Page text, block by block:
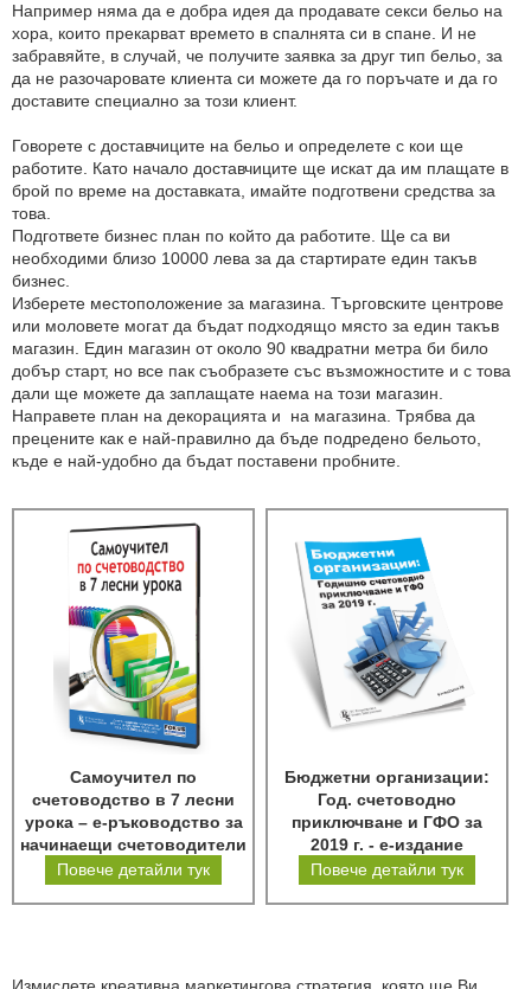
Например няма да е добра идея да продавате секси бельо на
хора, които прекарват времето в спалнята си в спане. И не
забравяйте, в случай, че получите заявка за друг тип бельо, за
да не разочаровате клиента си можете да го поръчате и да го
доставите специално за този клиент.
Говорете с доставчиците на бельо и определете с кои ще
работите. Като начало доставчиците ще искат да им плащате в
брой по време на доставката, имайте подготвени средства за
това.
Подгответе бизнес план по който да работите. Ще са ви
необходими близо 10000 лева за да стартирате един такъв
бизнес.
Изберете местоположение за магазина. Търговските центрове
или моловете могат да бъдат подходящо място за един такъв
магазин. Един магазин от около 90 квадратни метра би било
добър старт, но все пак съобразете със възможностите и с това
дали ще можете да заплащате наема на този магазин.
Направете план на декорацията и на магазина. Трябва да
прецените как е най-правилно да бъде подредено бельото,
къде е най-удобно да бъдат поставени пробните.
Самоучител по
счетоводство в 7 лесни
урока – е-ръководство за
начинаещи счетоводители
Повече детайли тук
Бюджетни организации:
Год. счетоводно
приключване и ГФО за
2019 г. - е-издание
Повече детайли тук